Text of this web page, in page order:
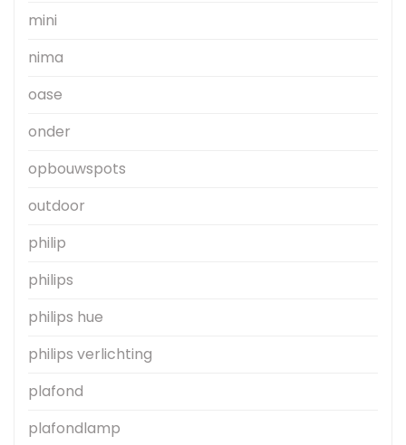
mini
nima
oase
onder
opbouwspots
outdoor
philip
philips
philips hue
philips verlichting
plafond
plafondlamp